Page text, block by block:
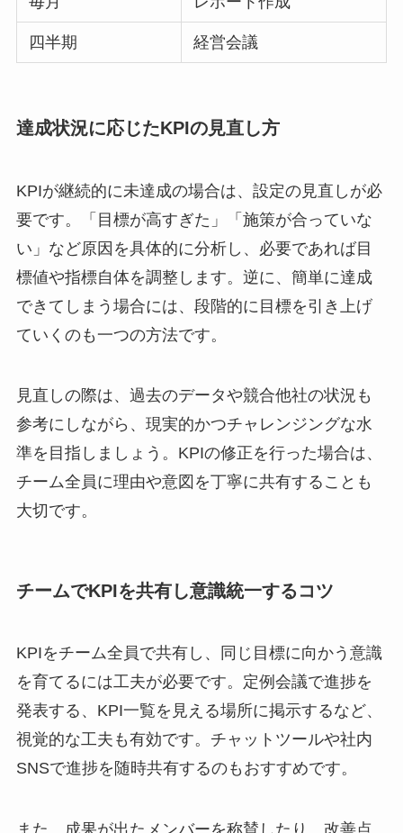
四半期 経営会議
達成状況に応じたKPIの見直し方
KPIが継続的に未達成の場合は、設定の見直しが必
要です。「目標が高すぎた」「施策が合っていな
い」など原因を具体的に分析し、必要であれば目
標値や指標自体を調整します。逆に、簡単に達成
できてしまう場合には、段階的に目標を引き上げ
ていくのも一つの方法です。
見直しの際は、過去のデータや競合他社の状況も
参考にしながら、現実的かつチャレンジングな水
準を目指しましょう。KPIの修正を行った場合は、
チーム全員に理由や意図を丁寧に共有することも
大切です。
チームでKPIを共有し意識統一するコツ
KPIをチーム全員で共有し、同じ目標に向かう意識
を育てるには工夫が必要です。定例会議で進捗を
発表する、KPI一覧を見える場所に掲示するなど、
視覚的な工夫も有効です。チャットツールや社内
SNSで進捗を随時共有するのもおすすめです。
また、成果が出たメンバーを称賛したり、改善点